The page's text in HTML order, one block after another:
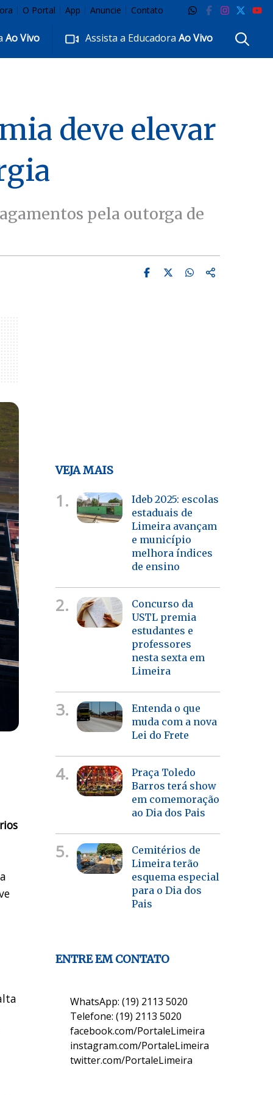
O Portal App Anuncie Contato
Ao Vivo Assista a EducadoraAo Vivo
deve elevar
pela outorga de
VEJA MAIS
1.
Ideb 2025: escolas
estaduais de
Limeira avançam
e município
melhora índices
de ensino
2.
Concurso da
USTL premia
estudantes e
professores
nesta sexta em
Limeira
3.
Entenda o que
muda com a nova
Lei do Frete
4.
Praça Toledo
Barros terá show
em comemoração
ao Dia dos Pais
5.
Cemitérios de
Limeira terão
esquema especial
para o Dia dos
Pais
ENTRE EM CONTATO
WhatsApp: (19) 2113 5020
Telefone: (19) 2113 5020
facebook.com/PortaleLimeira
instagram.com/PortaleLimeira
twitter.com/PortaleLimeira